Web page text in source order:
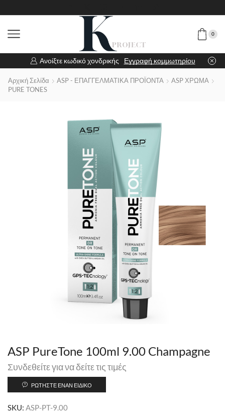
0
Ανοίξτε κωδικό χονδρικής Εγγραφή κομμωτηρίου
Αρχική Σελίδα ASP - ΕΠΑΓΓΕΛΜΑΤΙΚΑ ΠΡΟΪΟΝΤΑ
ASP ΧΡΩΜΑ
PURE TONES
ASP PureTone 100ml 9.00 Champagne
Συνδεθείτε για να δείτε τις τιμές
ΡΩΤΉΣΤΕ ΈΝΑΝ ΕΙΔΙΚΌ
SKU: ASP-PT-9.00